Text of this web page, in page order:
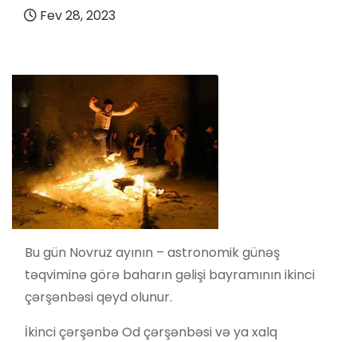
Fev 28, 2023
Bu gün Novruz ayının – astronomik günəş
təqviminə görə baharın gəlişi bayramının ikinci
çərşənbəsi qeyd olunur.
İkinci çərşənbə Od çərşənbəsi və ya xalq